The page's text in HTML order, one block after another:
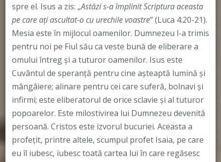
spre el. Isus a zis: „Astăzi s-a împlinit Scriptura aceasta
pe care aţi ascultat-o cu urechile voastre” (Luca 4:20-21).
Mesia este în mijlocul oamenilor. Dumnezeu l-a trimis
pentru noi pe Fiul său ca veste bună de eliberare a
omului întreg şi a tuturor oamenilor. Isus este
Cuvântul de speranţă pentru cine aşteaptă lumină şi
mângâiere; alinare pentru cei care suferă, bolnavi şi
infirmi; este eliberatorul de orice sclavie şi al tuturor
popoarelor. Este milostivirea lui Dumnezeu devenită
persoană. Cristos este izvorul bucuriei. Aceasta a
profețit, printre altele, scumpul profet Isaia, pe care
eu îl iubesc, iubesc toată cartea lui în care regăsesc